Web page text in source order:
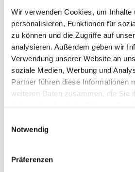
Wir verwenden Cookies, um Inhalte
personalisieren, Funktionen für
zu können und die Zugriffe auf
analysieren. Außerdem geben wir
Verwendung unserer Website an
soziale Medien, Werbung und
Partner führen diese Informationen
weiteren Daten zusammen, die Sie
Notwendig
Präferenzen
Das Dreieck der
Sternberg: Was
wirklich
Continue reading